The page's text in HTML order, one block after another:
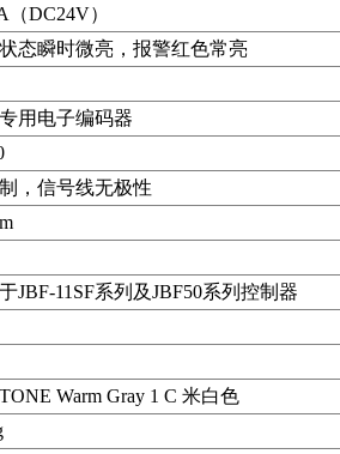
（DC24V）
态瞬时微亮，报警红色常亮
用电子编码器
，信号线无极性
JBF-11SF系列及JBF50系列控制器
Warm Gray 1 C 米白色